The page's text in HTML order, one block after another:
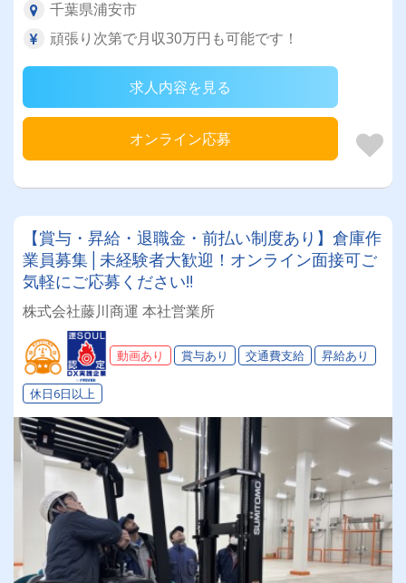
千葉県浦安市
頑張り次第で月収30万円も可能です！
求人内容を見る
オンライン応募
【賞与・昇給・退職金・前払い制度あり】倉庫作
業員募集│未経験者大歓迎！オンライン面接可ご
気軽にご応募ください‼
株式会社藤川商運 本社営業所
動画あり 賞与あり 交通費支給 昇給あり
休日6日以上